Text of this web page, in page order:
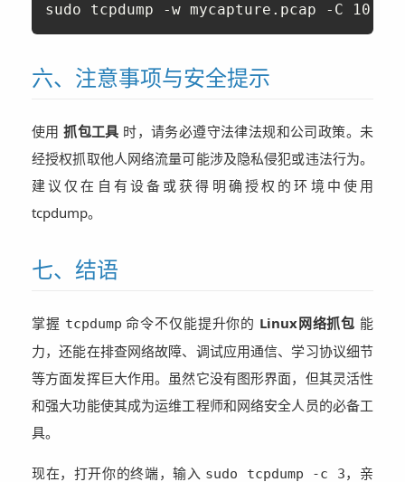
sudo tcpdump -w mycapture.pcap -C 10 -W
六、注意事项与安全提示
使用抓包工具 时，请务必遵守法律法规和公司政策。未
经授权抓取他人网络流量可能涉及隐私侵犯或违法行为。
建议仅在自有设备或获得明确授权的环境中使用
tcpdump。
七、结语
掌握 tcpdump 命令不仅能提升你的 Linux网络抓包 能
力，还能在排查网络故障、调试应用通信、学习协议细节
等方面发挥巨大作用。虽然它没有图形界面，但其灵活性
和强大功能使其成为运维工程师和网络安全人员的必备工
具。
现在，打开你的终端，输入 sudo tcpdump -c 3，亲